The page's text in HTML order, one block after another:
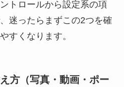
トロールから設定系の項
迷ったらまずこの2つを確
すくなります。
方（写真・動画・ポー